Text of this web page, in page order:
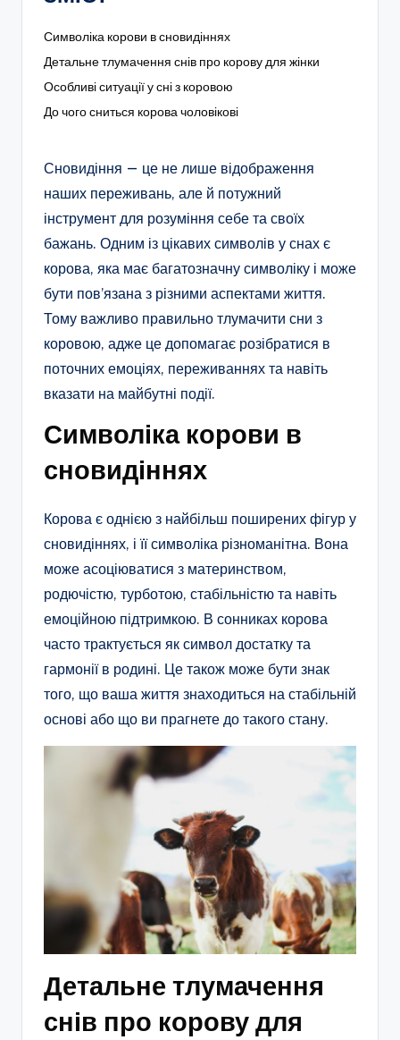
Символіка корови в сновидіннях
Детальне тлумачення снів про корову для жінки
Особливі ситуації у сні з коровою
До чого сниться корова чоловікові
Сновидіння — це не лише відображення
наших переживань, але й потужний
інструмент для розуміння себе та своїх
бажань. Одним із цікавих символів у снах є
корова, яка має багатозначну символіку і може
бути пов’язана з різними аспектами життя.
Тому важливо правильно тлумачити сни з
коровою, адже це допомагає розібратися в
поточних емоціях, переживаннях та навіть
вказати на майбутні події.
Символіка корови в
сновидіннях
Корова є однією з найбільш поширених фігур у
сновидіннях, і її символіка різноманітна. Вона
може асоціюватися з материнством,
родючістю, турботою, стабільністю та навіть
емоційною підтримкою. В сонниках корова
часто трактується як символ достатку та
гармонії в родині. Це також може бути знак
того, що ваша життя знаходиться на стабільній
основі або що ви прагнете до такого стану.
Детальне тлумачення
снів про корову для